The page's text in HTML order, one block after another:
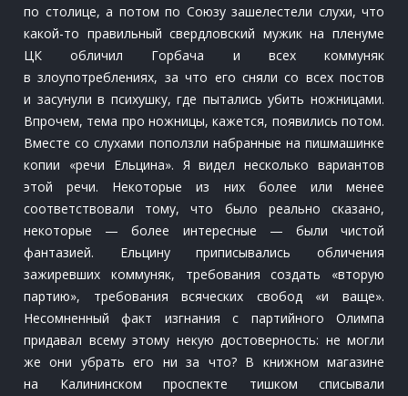
по столице, а потом по Союзу зашелестели слухи, что
какой-то правильный свердловский мужик на пленуме
ЦК обличил Горбача и всех коммуняк
в злоупотреблениях, за что его сняли со всех постов
и засунули в психушку, где пытались убить ножницами.
Впрочем, тема про ножницы, кажется, появились потом.
Вместе со слухами поползли набранные на пишмашинке
копии «речи Ельцина». Я видел несколько вариантов
этой речи. Некоторые из них более или менее
соответствовали тому, что было реально сказано,
некоторые — более интересные — были чистой
фантазией. Ельцину приписывались обличения
зажиревших коммуняк, требования создать «вторую
партию», требования всяческих свобод «и ваще».
Несомненный факт изгнания с партийного Олимпа
придавал всему этому некую достоверность: не могли
же они убрать его ни за что? В книжном магазине
на Калининском проспекте тишком списывали